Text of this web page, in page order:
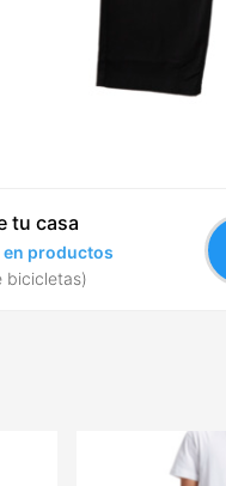
tu casa
en productos
bicicletas)